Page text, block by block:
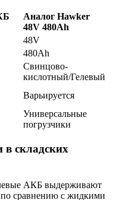
Аналог Hawker
48V 480Ah
48V
480Ah
Свинцово-
кислотный/Гелевый
Варьируется
Универсальные
погрузчики
в складских
АКБ выдерживают
по сравнению с жидкими